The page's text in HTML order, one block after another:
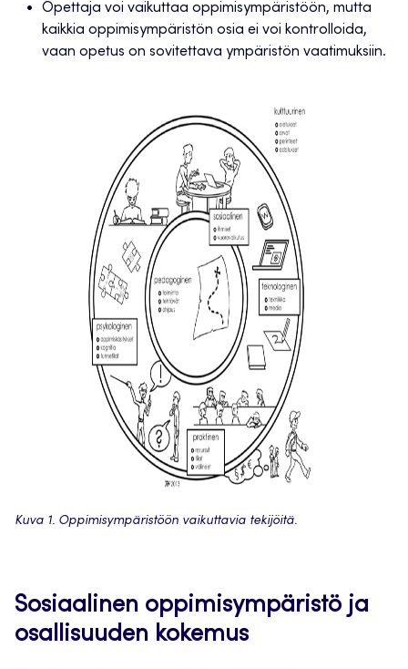
Opettaja voi vaikuttaa oppimisympäristöön, mutta
kaikkia oppimisympäristön osia ei voi kontrolloida,
vaan opetus on sovitettava ympäristön vaatimuksiin.
Kuva 1. Oppimisympäristöön vaikuttavia tekijöitä.
Sosiaalinen oppimisympäristö ja
osallisuuden kokemus